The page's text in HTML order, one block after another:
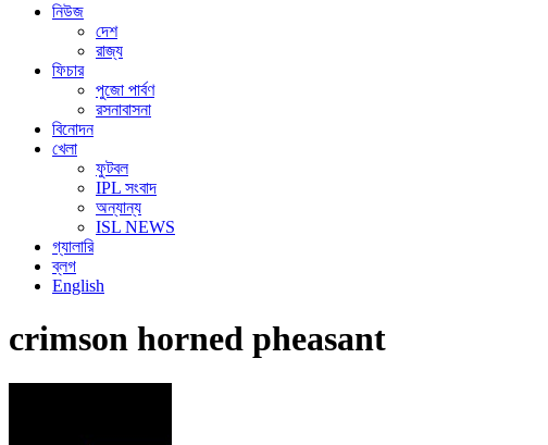
নিউজ
দেশ
রাজ্য
ফিচার
পুজো পার্বণ
রসনাবাসনা
বিনোদন
খেলা
ফুটবল
IPL সংবাদ
অন্যান্য
ISL NEWS
গ্যালারি
ব্লগ
English
crimson horned pheasant